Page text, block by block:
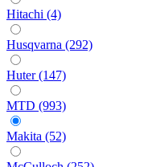
Hitachi (4)
Husqvarna (292)
Huter (147)
MTD (993)
Makita (52)